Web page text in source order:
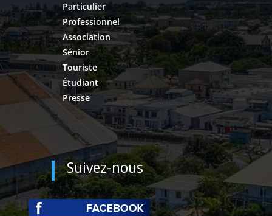
Particulier
Professionnel
Association
Sénior
Touriste
Étudiant
Presse
Suivez-nous